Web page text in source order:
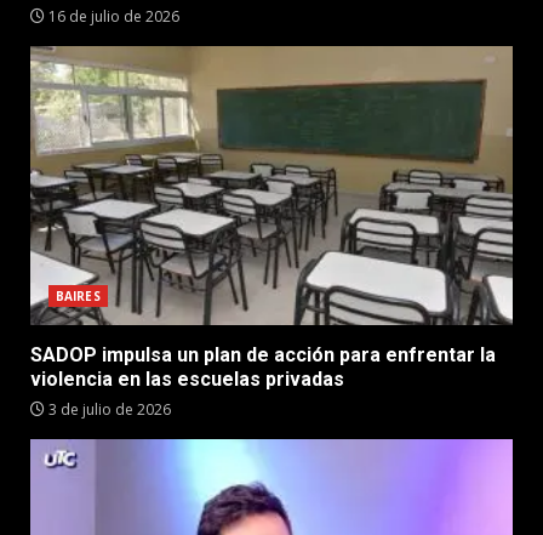
16 de julio de 2026
BAIRES
SADOP impulsa un plan de acción para enfrentar la
violencia en las escuelas privadas
3 de julio de 2026